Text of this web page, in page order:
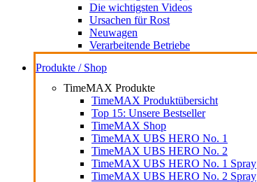
Die wichtigsten Videos
Ursachen für Rost
Neuwagen
Verarbeitende Betriebe
Produkte / Shop
TimeMAX Produkte
TimeMAX Produktübersicht
Top 15: Unsere Bestseller
TimeMAX Shop
TimeMAX UBS HERO No. 1
TimeMAX UBS HERO No. 2
TimeMAX UBS HERO No. 1 Spray
TimeMAX UBS HERO No. 2 Spray